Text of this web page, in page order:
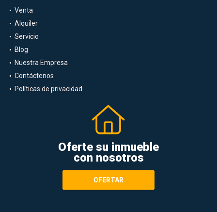
Inicio
Venta
Alquiler
Servicio
Blog
Nuestra Empresa
Contáctenos
Oferte su inmueble
con nosotros
OFERTAR